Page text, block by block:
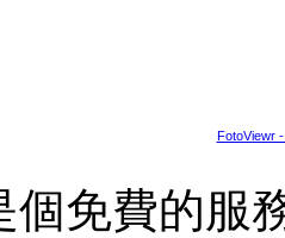
FotoViewr
個免費的服